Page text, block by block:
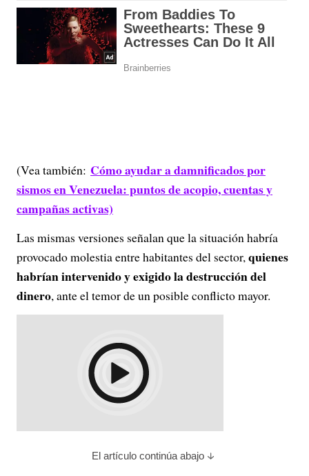
(Vea también: Cómo ayudar a damnificados por
sismos en Venezuela: puntos de acopio, cuentas y
campañas activas)
Las mismas versiones señalan que la situación habría
provocado molestia entre habitantes del sector,quienes
habrían intervenido y exigido la destrucción del
dinero, ante el temor de un posible conflicto mayor.
El artículo continúa abajo